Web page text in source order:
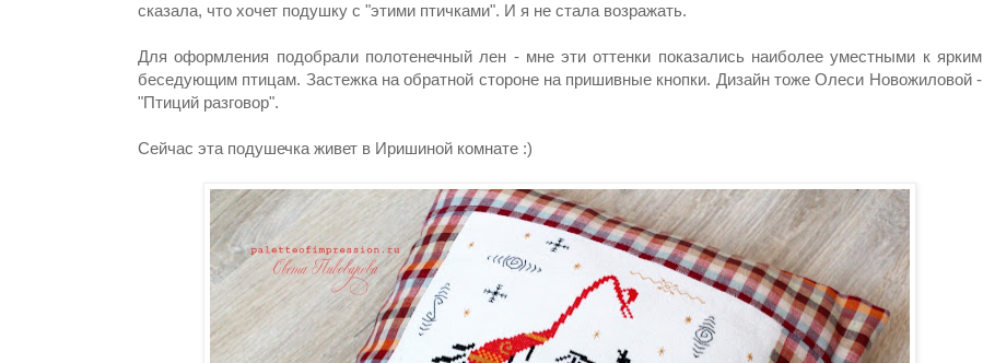
сказала, что хочет подушку с "этими птичками". И я не стала возражать.
Для оформления подобрали полотенечный лен - мне эти оттенки показались наиболее уместными к ярким
беседующим птицам. Застежка на обратной стороне на пришивные кнопки. Дизайн тоже Олеси Новожиловой -
"Птиций разговор".
Сейчас эта подушечка живет в Иришиной комнате :)